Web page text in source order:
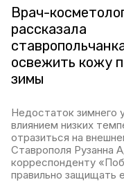
Врач-
рассказала
освежить кожу
зимы
Недостаток зимнего
влиянием низких
отразиться на
Ставрополя Рузанна
корреспонденту
правильно защищать